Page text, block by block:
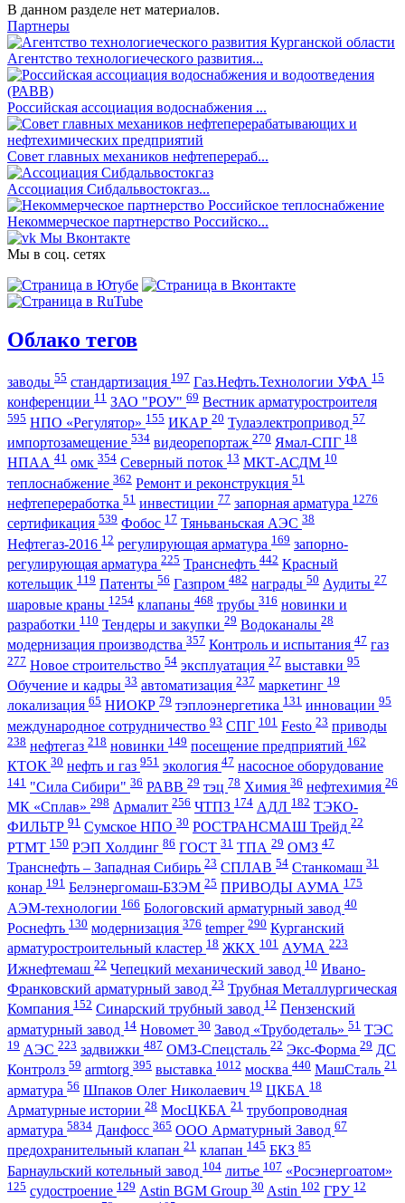
В данном разделе нет материалов.
Партнеры
Агентство технологиеческого развития...
Российская ассоциация водоснабжения ...
Совет главных механиков нефтеперераб...
Ассоциация Сибдальвостокгаз...
Некоммерческое партнерство Российско...
Мы Вконтакте
Мы в соц. сетях
Облако тегов
заводы 55 стандартизация 197 Газ.Нефть.Технологии УФА 15
конференции 11 ЗАО "РОУ" 69 Вестник арматуростроителя
595 НПО «Регулятор» 155 ИКАР 20 Тулаэлектропривод 57
импортозамещение 534 видеорепортаж 270 Ямал-СПГ 18
НПАА 41 омк 354 Северный поток 13 МКТ-АСДМ 10
теплоснабжение 362 Ремонт и реконструкция 51
нефтепереработка 51 инвестиции 77 запорная арматура 1276
сертификация 539 Фобос 17 Тяньваньская АЭС 38
Нефтегаз-2016 12 регулирующая арматура 169 запорно-
регулирующая арматура 225 Транснефть 442 Красный
котельщик 119 Патенты 56 Газпром 482 награды 50 Аудиты 27
шаровые краны 1254 клапаны 468 трубы 316 новинки и
разработки 110 Тендеры и закупки 29 Водоканалы 28
модернизация производства 357 Контроль и испытания 47 газ
277 Новое строительство 54 эксплуатация 27 выставки 95
Обучение и кадры 33 автоматизация 237 маркетинг 19
локализация 65 НИОКР 79 тэплоэнергетика 131 инновации 95
международное сотрудничество 93 СПГ 101 Festo 23 приводы
238 нефтегаз 218 новинки 149 посещение предприятий 162
КТОК 30 нефть и газ 951 экология 47 насосное оборудование
141 "Сила Сибири" 36 РАВВ 29 тэц 78 Химия 36 нефтехимия 26
МК «Сплав» 298 Армалит 256 ЧТПЗ 174 АДЛ 182 ТЭКО-
ФИЛЬТР 91 Сумское НПО 30 РОСТРАНСМАШ Трейд 22
РТМТ 150 РЭП Холдинг 86 ГОСТ 31 ТПА 29 ОМЗ 47
Транснефть – Западная Сибирь 23 СПЛАВ 54 Станкомаш 31
конар 191 Белэнергомаш-БЗЭМ 25 ПРИВОДЫ АУМА 175
АЭМ-технологии 166 Бологовский арматурный завод 40
Роснефть 130 модернизация 376 temper 290 Курганский
арматуростроительный кластер 18 ЖКХ 101 АУМА 223
Ижнефтемаш 22 Чепецкий механический завод 10 Ивано-
Франковский арматурный завод 23 Трубная Металлургическая
Компания 152 Синарский трубный завод 12 Пензенский
арматурный завод 14 Новомет 30 Завод «Трубодеталь» 51 ТЭС
19 АЭС 223 задвижки 487 ОМЗ-Спецсталь 22 Экс-Форма 29 ДС
Контролз 59 armtorg 395 выставка 1012 москва 440 МашСталь 21
арматура 56 Шпаков Олег Николаевич 19 ЦКБА 18
Арматурные истории 28 МосЦКБА 21 трубопроводная
арматура 5834 Данфосс 365 ООО Арматурный Завод 67
предохранительный клапан 21 клапан 145 БКЗ 85
Барнаульский котельный завод 104 литье 107 «Росэнергоатом»
125 судостроение 129 Astin BGM Group 30 Astin 102 ГРУ 12